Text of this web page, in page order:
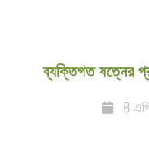
ব্যক্তিগত যত্নের
8